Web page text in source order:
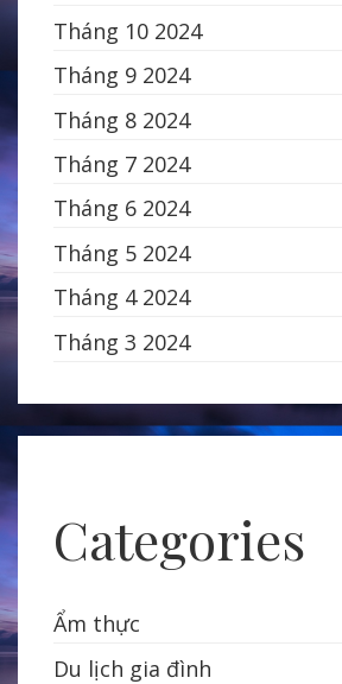
Tháng 10 2024
Tháng 9 2024
Tháng 8 2024
Tháng 7 2024
Tháng 6 2024
Tháng 5 2024
Tháng 4 2024
Tháng 3 2024
Categories
Ẩm thực
Du lịch gia đình